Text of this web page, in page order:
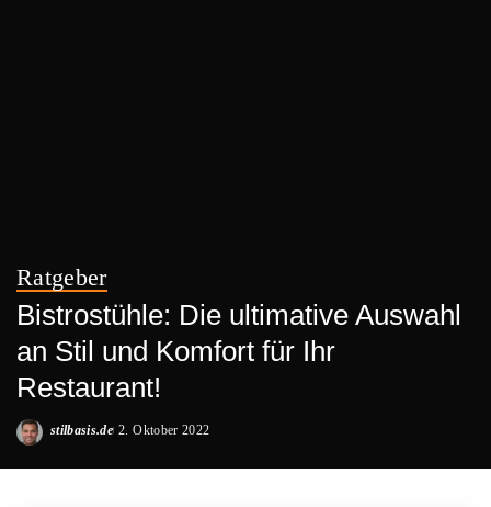
Ratgeber
Bistrostühle: Die ultimative Auswahl
an Stil und Komfort für Ihr
Restaurant!
Posted
stilbasis.de 2. Oktober 2022